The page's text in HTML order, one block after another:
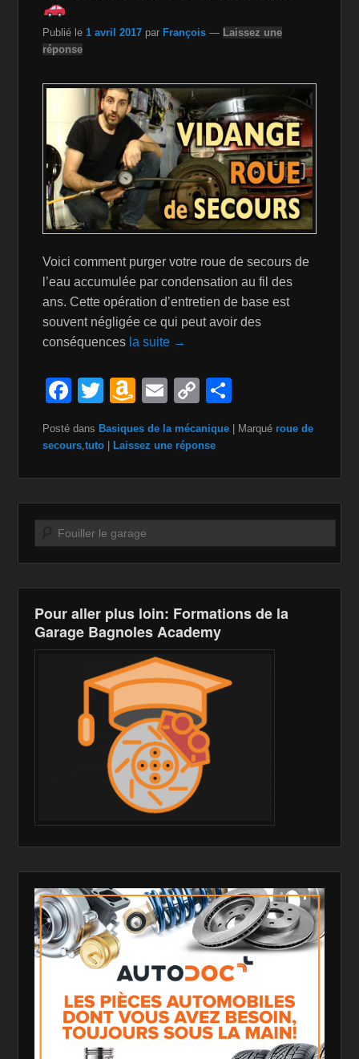
h
st
Publié le 1 avril 2017 par François — Laissez une
réponse
Voici comment purger votre roue de secours de
l’eau accumulée par condensation au fil des
ans. Cette opération d’entretien de base est
souvent négligée ce qui peut avoir des
conséquences la suite →
F
a
c
o
o
k
T
wi
tt
A
m
a
n
W
is
h
Li
st
E
m
ail
C
o
p
n
k
ar
ta
Posté dans Basiques de la mécanique Marqué roue de
secours,tuto Laissez une réponse
Recherche
Pour aller plus loin: Formations de la
Garage Bagnoles Academy